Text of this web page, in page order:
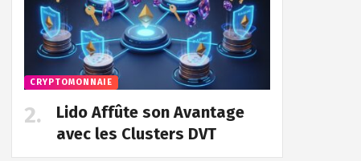
CRYPTOMONNAIE
Lido Affûte son Avantage
avec les Clusters DVT